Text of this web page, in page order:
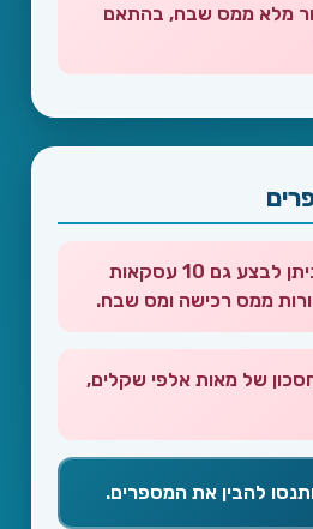
מלא ממס שבח, בהתאם
המשמעות היא שניתן לבצע גם 10 עסקאות
ממס רכישה ומס שבח.
של מאות אלפי שקלים,
להבין את המספרים.